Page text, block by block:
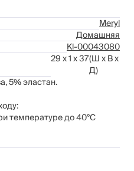
Meryl
Домашняя
Kl-00043080
29 x 1 x 37(Ш x В x
Д)
5% эластан.
температуре до 40°С
машинную сушку